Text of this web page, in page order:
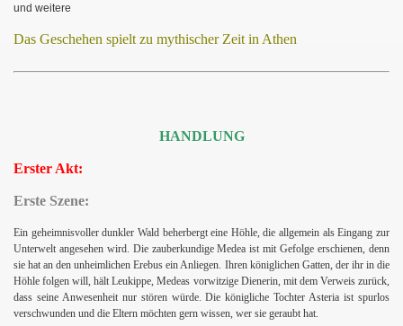
und weitere
Das Geschehen spielt zu mythischer Zeit in Athen
HANDLUNG
Erster Akt:
Erste Szene:
Ein geheimnisvoller dunkler Wald beherbergt eine Höhle, die allgemein als Eingang zur
Unterwelt angesehen wird. Die zauberkundige Medea ist mit Gefolge erschienen, denn
sie hat an den unheimlichen Erebus ein Anliegen. Ihren königlichen Gatten, der ihr in die
Höhle folgen will, hält Leukippe, Medeas vorwitzige Dienerin, mit dem Verweis zurück,
dass seine Anwesenheit nur stören würde. Die königliche Tochter Asteria ist spurlos
verschwunden und die Eltern möchten gern wissen, wer sie geraubt hat.